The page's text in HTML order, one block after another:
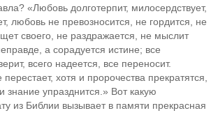
«Любовь долготерпит, милосердствует,
любовь не превозносится, не гордится, не
своего, не раздражается, не мыслит
а сорадуется истине; все
всего надеется, все переносит.
хотя и пророчества прекратятся,
знание упразднится.» Вот какую
из Библии вызывает в памяти прекрасная